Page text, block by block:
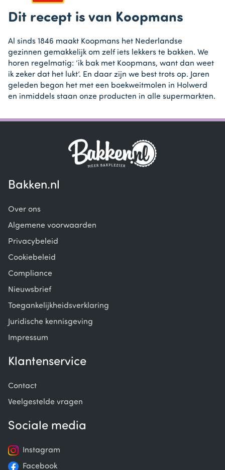
Dit recept is van Koopmans
Al sinds 1846 maakt Koopmans het Nederlandse
gezinnen gemakkelijk om zelf iets lekkers te bakken. We
horen regelmatig: ‘ik bak met Koopmans, want dan weet
ik zeker dat het lukt’. En daar zijn we best trots op. Jaren
geleden begon het met een boekweitmolen in Holwerd
en inmiddels staan onze producten in alle supermarkten.
Bakken.nl
Over ons
Algemene voorwaarden
Privacybeleid
Cookiebeleid
Compliance
Nieuwsbrief
Toegankelijkheidsverklaring
Juridische kennisgeving
Impressum
Klantenservice
Contact
Veelgestelde vragen
Sociale media
Instagram
Facebook